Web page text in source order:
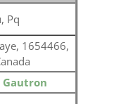
Pq
1654466,